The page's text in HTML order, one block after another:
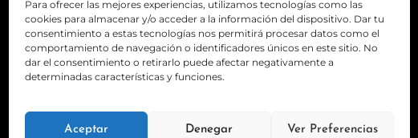
Para ofrecer las mejores experiencias, utilizamos tecnologías como las
cookies para almacenar y/o acceder a la información del dispositivo. Dar tu
consentimiento a estas tecnologías nos permitirá procesar datos como el
comportamiento de navegación o identificadores únicos en este sitio. No
dar el consentimiento o retirarlo puede afectar negativamente a
determinadas características y funciones.
Aceptar Denegar Ver Preferencias
Política de privacidad